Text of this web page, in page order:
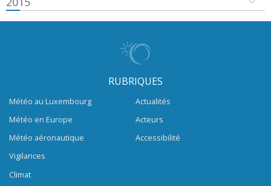
RUBRIQUES
Météo au Luxembourg
Météo en Europe
Météo aéronautique
Vigilances
Climat
Actualités
Acteurs
Accessibilité